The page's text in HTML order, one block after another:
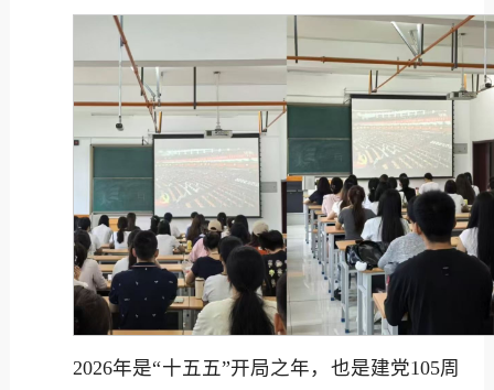
2026年是“十五五”开局之年，也是建党105周